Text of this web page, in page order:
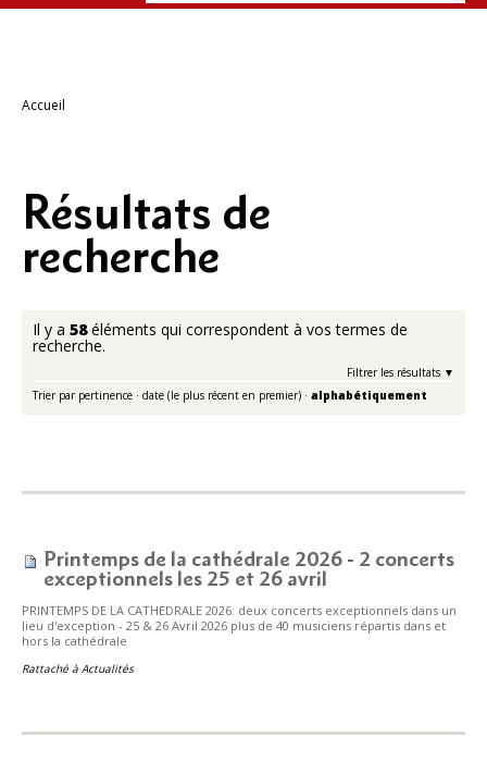
Recherche
Accueil
Résultats de
recherche
Il y a 58éléments qui correspondent à vos termes de
recherche.
Filtrer les résultats
Trier par pertinence · date (le plus récent en premier) · alphabétiquement
Printemps de la cathédrale 2026 - 2 concerts
exceptionnels les 25 et 26 avril
PRINTEMPS DE LA CATHEDRALE 2026: deux concerts exceptionnels dans un
lieu d'exception - 25 & 26 Avril 2026 plus de 40 musiciens répartis dans et
hors la cathédrale
Rattaché à Actualités